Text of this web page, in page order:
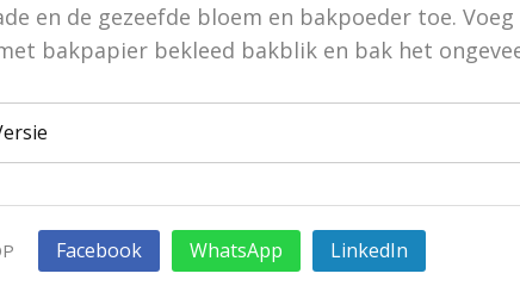
en de gezeefde bloem en bakpoeder toe.
bakpapier bekleed bakblik en bak het
Facebook WhatsApp LinkedIn